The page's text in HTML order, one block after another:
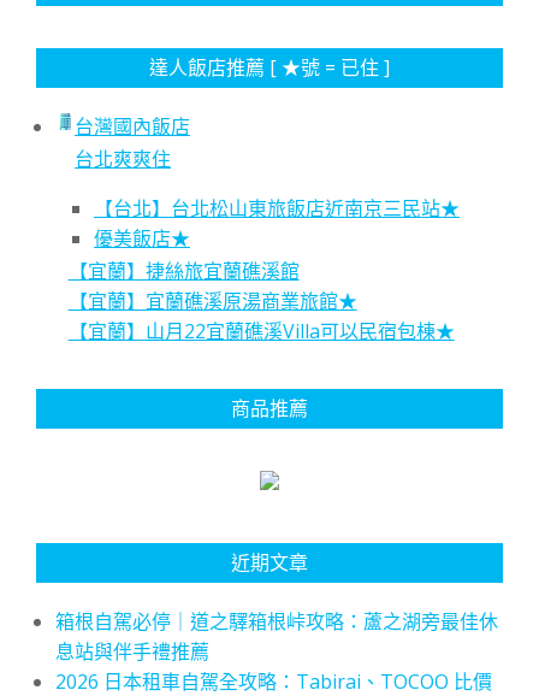
達人飯店推薦 [ ★號 = 已住 ]
台灣國內飯店
台北爽爽住
【台北】台北松山東旅飯店近南京三民站★
優美飯店★
【宜蘭】捷絲旅宜蘭礁溪館
【宜蘭】宜蘭礁溪原湯商業旅館★
【宜蘭】山月22宜蘭礁溪Villa可以民宿包棟★
商品推薦
近期文章
箱根自駕必停｜道之驛箱根峠攻略：蘆之湖旁最佳休
息站與伴手禮推薦
2026 日本租車自駕全攻略：Tabirai、TOCOO 比價